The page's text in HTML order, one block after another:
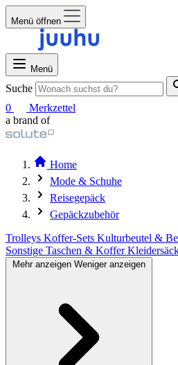
Menü öffnen
Menü
Suche
0
Merkzettel
a brand of
Home
Mode & Schuhe
Reisegepäck
Gepäckzubehör
Trolleys Koffer-Sets Kulturbeutel &
Sonstige Taschen & Koffer
Mehr anzeigen Weniger anzeigen